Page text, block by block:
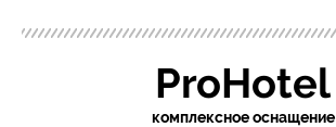
ProHotel
комплексное оснащение